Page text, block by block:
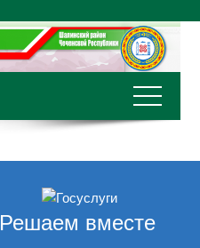
Решаем вместе